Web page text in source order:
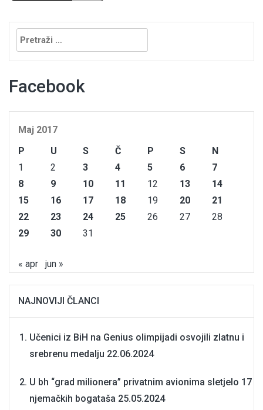
Pretraga:
Facebook
Maj 2017
P
U S Č P S
N
1
2 3 4 5 6
7
8
9 10 11 12 13
14
15
16 17 18 19 20
21
22
23 24 25 26 27
28
29
30 31
« apr jun »
NAJNOVIJI ČLANCI
Učenici iz BiH na Genius olimpijadi osvojili zlatnu i
srebrenu medalju 22.06.2024
U bh “grad milionera” privatnim avionima sletjelo 17
njemačkih bogataša 25.05.2024